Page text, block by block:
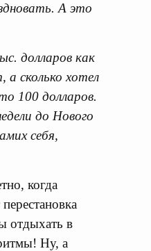
А это
долларов как
а сколько хотел
100 долларов.
до Нового
себя,
когда
отдыхать в
Ну, а